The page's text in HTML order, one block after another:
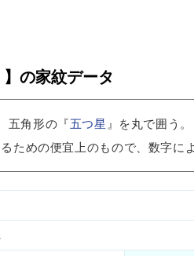
】の家紋データ
五角形の『五つ星 』を丸で囲う。
ための便宜上のもので、数字に